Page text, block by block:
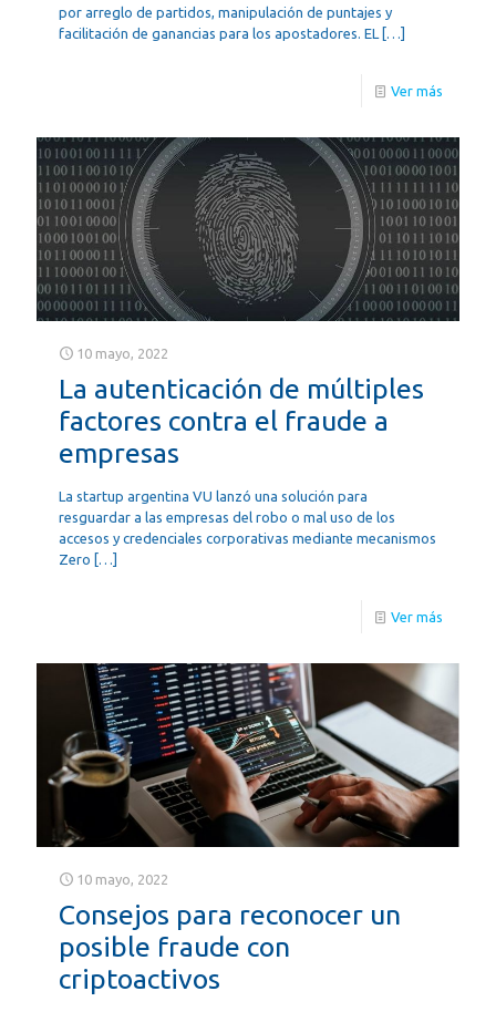
por arreglo de partidos, manipulación de puntajes y
facilitación de ganancias para los apostadores. EL […]
Ver más
10 mayo, 2022
La autenticación de múltiples
factores contra el fraude a
empresas
La startup argentina VU lanzó una solución para
resguardar a las empresas del robo o mal uso de los
accesos y credenciales corporativas mediante mecanismos
Zero […]
Ver más
10 mayo, 2022
Consejos para reconocer un
posible fraude con
criptoactivos